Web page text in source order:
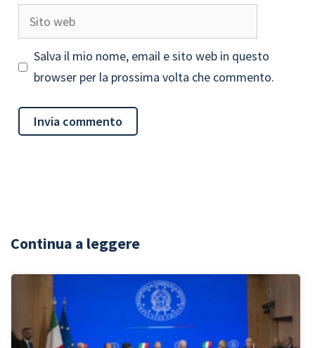
Sito
web
Salva il mio nome, email e sito web in questo
browser per la prossima volta che commento.
Continua a leggere